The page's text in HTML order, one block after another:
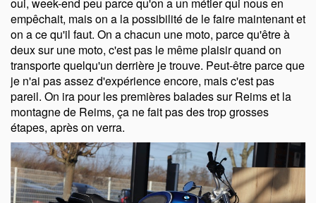
empêchait, mais on a la possibilité de le faire maintenant et
on a ce qu'il faut. On a chacun une moto, parce qu'être à
deux sur une moto, c'est pas le même plaisir quand on
transporte quelqu'un derrière je trouve. Peut-être parce que
je n'ai pas assez d'expérience encore, mais c'est pas
pareil. On ira pour les premières balades sur Reims et la
montagne de Reims, ça ne fait pas des trop grosses
étapes, après on verra.